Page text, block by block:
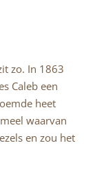
zo. In 1863
Caleb een
heet
waarvan
en zou het